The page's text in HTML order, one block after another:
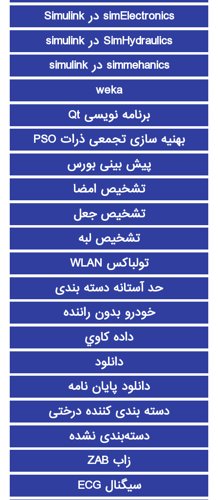
simElectronics در Simulink
SimHydraulics در simulink
simmehanics در simulink
weka
برنامه نویسی Qt
بهنیه سازی تجمعی ذرات PSO
پیش بینی بورس
تشخیص امضا
تشخیص جعل
تشخیص لبه
تولباکس WLAN
حد آستانه دسته بندی
خودرو بدون راننده
داده كاوي
دانلود
دانلود پايان نامه
دسته بندی کننده درختی
دسته‌بندی نشده
زاب ZAB
سیگنال ECG